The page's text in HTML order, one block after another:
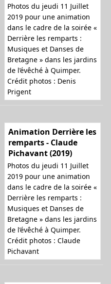
Photos du jeudi 11 Juillet
2019 pour une animation
dans le cadre de la soirée «
Derrière les remparts :
Musiques et Danses de
Bretagne » dans les jardins
de l’évêché à Quimper.
Crédit photos : Denis
Prigent
Animation Derrière les
remparts - Claude
Pichavant (2019)
Photos du jeudi 11 Juillet
2019 pour une animation
dans le cadre de la soirée «
Derrière les remparts :
Musiques et Danses de
Bretagne » dans les jardins
de l’évêché à Quimper.
Crédit photos : Claude
Pichavant